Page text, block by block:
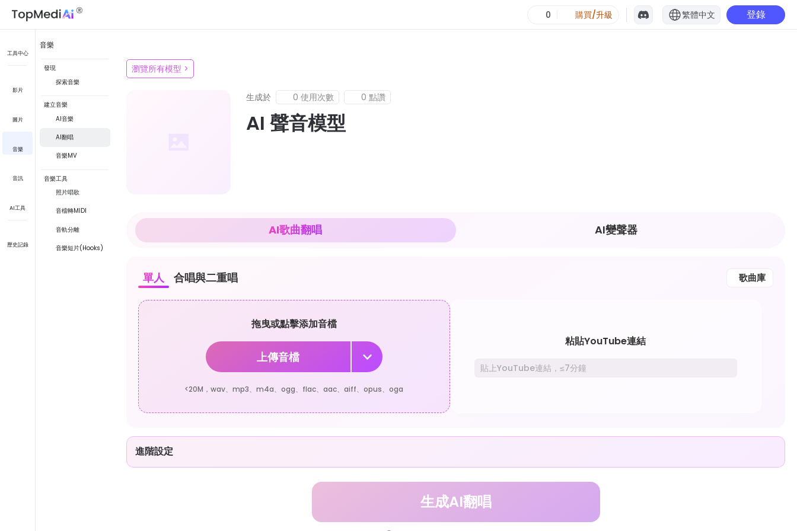
0 購買/升級 繁體中文 登錄
工具中心
影片
圖片
音樂
音訊
AI工具
歷史記錄
音樂
發現
探索音樂
建立音樂
AI音樂
AI翻唱
音樂MV
音樂工具
照片唱歌
音檔轉MIDI
音軌分離
音樂短片(Hooks)
瀏覽所有模型 >
生成於 0 使用次數 0 點讚
AI 聲音模型
AI歌曲翻唱 AI變聲器
歌曲庫
單人 合唱與二重唱
拖曳或點擊添加音檔
上傳音檔
<20M，wav、mp3、m4a、ogg、flac、aac、aiff、opus、oga
粘貼YouTube連結
進階設定
生成AI翻唱